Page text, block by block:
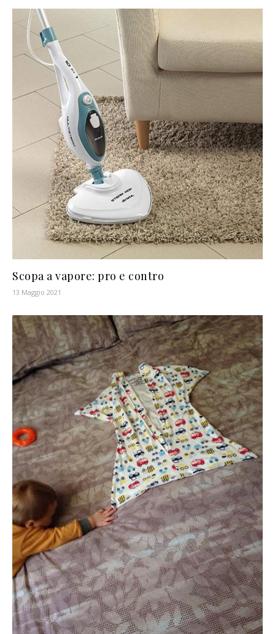
Scopa a vapore: pro e contro
13 Maggio 2021